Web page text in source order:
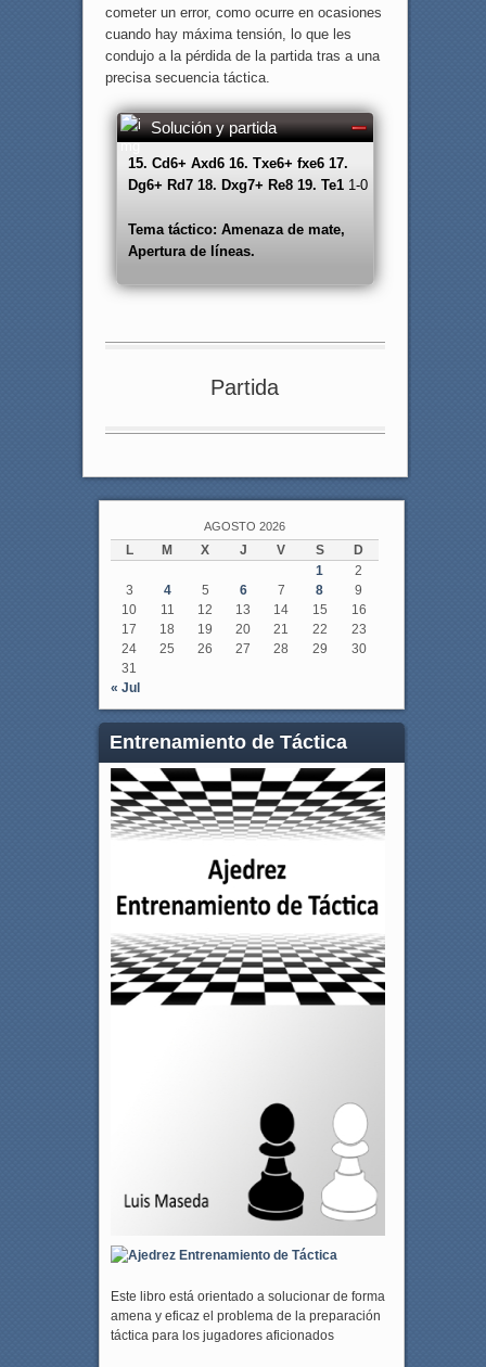
cometer un error, como ocurre en ocasiones
cuando hay máxima tensión, lo que les
condujo a la pérdida de la partida tras a una
precisa secuencia táctica.
Solución y partida
15. Cd6+ Axd6 16. Txe6+ fxe6 17.
Dg6+ Rd7 18. Dxg7+ Re8 19. Te11-0
Tema táctico: Amenaza de mate,
Apertura de líneas.
Partida
AGOSTO 2026
L M X J V S
D
1
2
3
4 5 6 7 8
9
10
11 12 13 14 15
16
17
18 19 20 21 22
23
24
25 26 27 28 29
30
31
« Jul
Entrenamiento de Táctica
Este libro está orientado a solucionar de forma
amena y eficaz el problema de la preparación
táctica para los jugadores aficionados